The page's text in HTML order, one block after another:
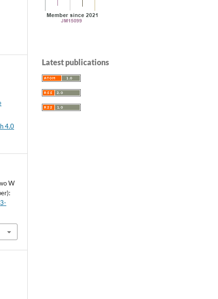
4.0
W
Latest publications